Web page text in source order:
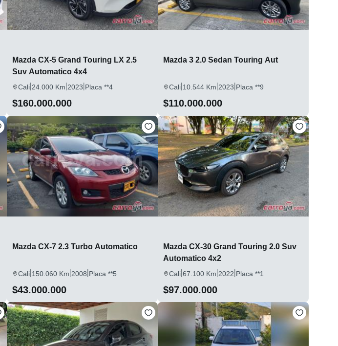
Mazda CX-5 Grand Touring LX 2.5
Suv Automatico 4x4
Cali|24.000 Km|2023|Placa **4
$160.000.000
Mazda 3 2.0 Sedan Touring Aut
Cali|10.544 Km|2023|Placa **9
$110.000.000
Mazda CX-7 2.3 Turbo Automatico
Cali|150.060 Km|2008|Placa **5
$43.000.000
Mazda CX-30 Grand Touring 2.0 Suv
Automatico 4x2
Cali|67.100 Km|2022|Placa **1
$97.000.000